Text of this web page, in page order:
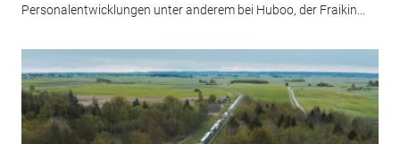
Personalentwicklungen unter anderem bei Huboo, der Fraikin...